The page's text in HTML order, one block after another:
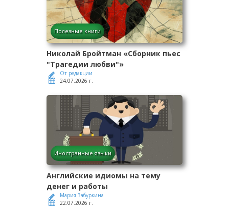
Полезные книги
Николай Бройтман «Сборник пьес
"Трагедии любви"»
От редакции
24.07.2026 г.
Иностранные языки
Английские идиомы на тему
денег и работы
Мария Забуркина
22.07.2026 г.